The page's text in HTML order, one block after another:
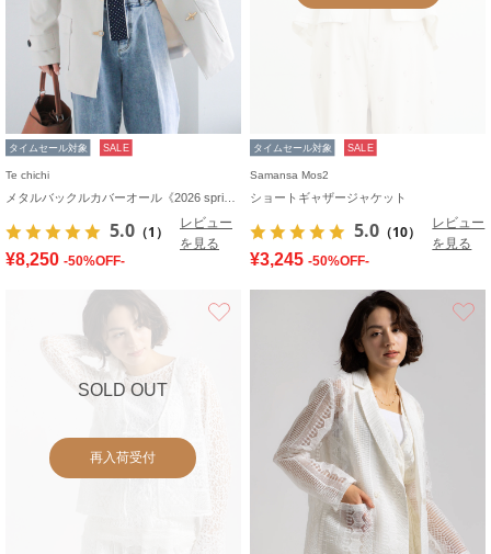
タイムセール対象 SALE
Te chichi
5.0 （1）
レビュー
を見る
¥8,250 -50%OFF-
タイムセール対象 SALE
Samansa Mos2
ショートギャザージャケット
5.0 （10）
レビュー
を見る
¥3,245 -50%OFF-
SOLD OUT
再入荷受付